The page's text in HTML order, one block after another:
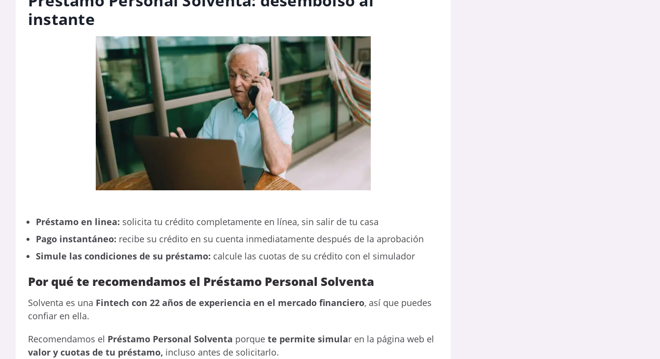
instante
Préstamo en linea: solicita tu crédito completamente en línea, sin salir de tu casa
Pago instantáneo: recibe su crédito en su cuenta inmediatamente después de la aprobación
Simule las condiciones de su préstamo: calcule las cuotas de su crédito con el simulador
Por qué te recomendamos el Préstamo Personal Solventa
Solventa es una Fintech con 22 años de experiencia en el mercado financiero, así que puedes
confiar en ella.
Recomendamos el Préstamo Personal Solventa porque te permite simular en la página web el
valor y cuotas de tu préstamo, incluso antes de solicitarlo.